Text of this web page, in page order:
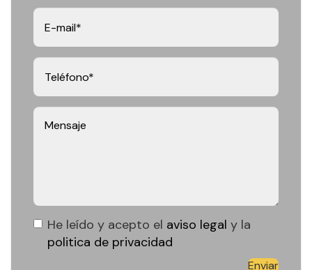
He leído y acepto el aviso legal y la
politica de privacidad
Enviar